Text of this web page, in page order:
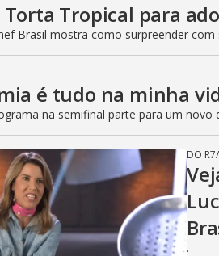
Tropical para
Brasil mostra como surpreender
é tudo na minha
na semifinal parte para um
DO R7/
.